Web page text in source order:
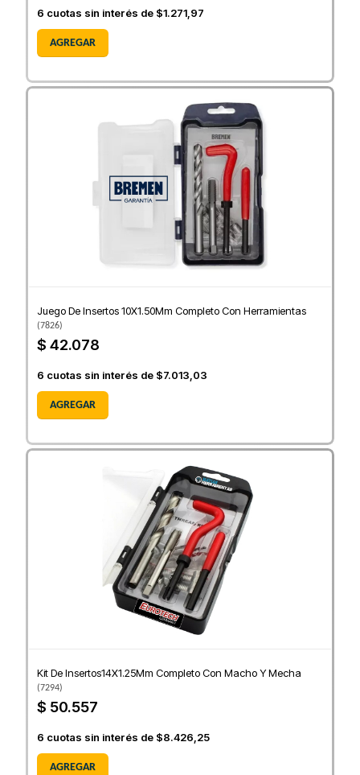
6 cuotas sin interés de $1.271,97
AGREGAR
Juego De Insertos 10X1.50Mm Completo Con Herramientas
(7826)
$ 42.078
6 cuotas sin interés de $7.013,03
AGREGAR
Kit De Insertos14X1.25Mm Completo Con Macho Y Mecha
(7294)
$ 50.557
6 cuotas sin interés de $8.426,25
AGREGAR